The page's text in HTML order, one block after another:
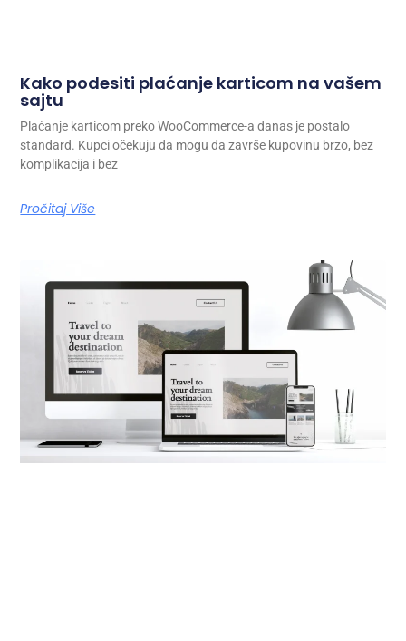
Kako podesiti plaćanje karticom na vašem
sajtu
Plaćanje karticom preko WooCommerce-a danas je postalo
standard. Kupci očekuju da mogu da završe kupovinu brzo, bez
komplikacija i bez
Pročitaj Više